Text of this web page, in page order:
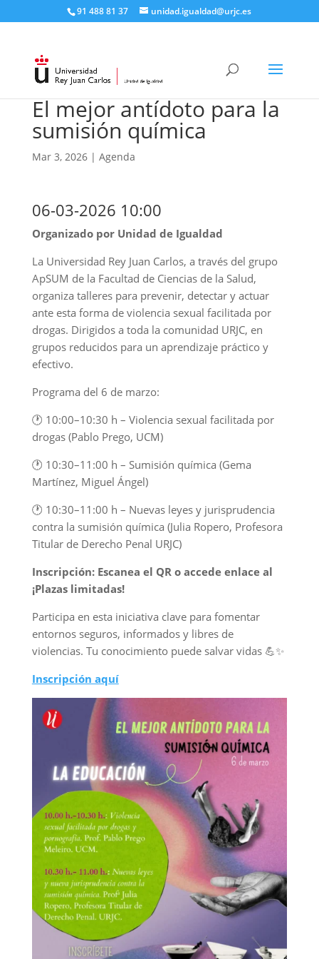
91 488 81 37 unidad.igualdad@urjc.es
El mejor antídoto para la
sumisión química
Mar 3, 2026| Agenda
06-03-2026 10:00
Organizado por Unidad de Igualdad
La Universidad Rey Juan Carlos, a través del grupo
ApSUM de la Facultad de Ciencias de la Salud,
organiza talleres para prevenir, detectar y actuar
ante esta forma de violencia sexual facilitada por
drogas. Dirigidos a toda la comunidad URJC, en
grupos reducidos para un aprendizaje práctico y
efectivo.
Programa del 6 de marzo:
🕐 10:00–10:30 h – Violencia sexual facilitada por
drogas (Pablo Prego, UCM)
🕐 10:30–11:00 h – Sumisión química (Gema
Martínez, Miguel Ángel)
🕐 10:30–11:00 h – Nuevas leyes y jurisprudencia
contra la sumisión química (Julia Ropero, Profesora
Titular de Derecho Penal URJC)
Inscripción: Escanea el QR o accede enlace al
¡Plazas limitadas!
Participa en esta iniciativa clave para fomentar
entornos seguros, informados y libres de
violencias. Tu conocimiento puede salvar vidas 💪✨
Inscripción aquí